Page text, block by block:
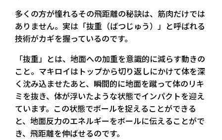
多くの方が憧れるその飛距離の秘訣は、筋肉だけでは
ありません。実は「抜重（ばつじゅう）」と呼ばれる
技術がカギを握っているのです。
「抜重」とは、地面への加重を意識的に減らす動きの
こと。マキロイはトップから切り返しにかけて体を深
く沈み込ませたあと、瞬間的に地面を蹴って体のリキ
ミを抜き、体が浮いたような状態でインパクトを迎え
ています。この状態でボールを捉えることができる
と、地面反力のエネルギーをボールに伝えることがで
き、飛距離を伸ばせるのです。